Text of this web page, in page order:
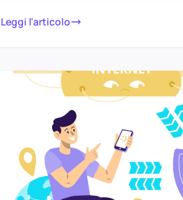
Leggi l'articolo